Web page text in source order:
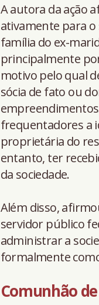
A autora da ação
ativamente para o
família do ex-
principalmente
motivo pelo qual
sócia de fato ou
frequentadores a
proprietária do
entanto, ter
da sociedade.
Além disso,
servidor público
administrar a
formalmente
Comunhão